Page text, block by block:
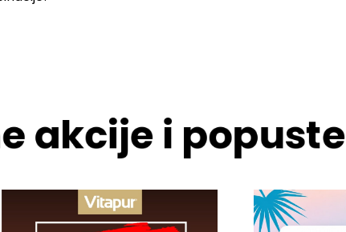
akcije i popuste